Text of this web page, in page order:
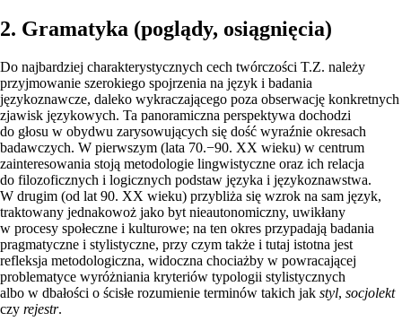
2. Gramatyka (poglądy, osiągnięcia)
Do najbardziej charakterystycznych cech twórczości T.Z. należy
przyjmowanie szerokiego spojrzenia na język i badania
językoznawcze, daleko wykraczającego poza obserwację konkretnych
zjawisk językowych. Ta panoramiczna perspektywa dochodzi
do głosu w obydwu zarysowujących się dość wyraźnie okresach
badawczych. W pierwszym (lata 70.−90. XX wieku) w centrum
zainteresowania stoją metodologie lingwistyczne oraz ich relacja
do filozoficznych i logicznych podstaw języka i językoznawstwa.
W drugim (od lat 90. XX wieku) przybliża się wzrok na sam język,
traktowany jednakowoż jako byt nieautonomiczny, uwikłany
w procesy społeczne i kulturowe; na ten okres przypadają badania
pragmatyczne i stylistyczne, przy czym także i tutaj istotna jest
refleksja metodologiczna, widoczna chociażby w powracającej
problematyce wyróżniania kryteriów typologii stylistycznych
albo w dbałości o ścisłe rozumienie terminów takich jak styl, socjolekt
czy rejestr.